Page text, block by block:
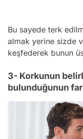
Bu sayede terk
almak yerine sizde
keşfederek bunun
3- Korkunun
bulunduğunun